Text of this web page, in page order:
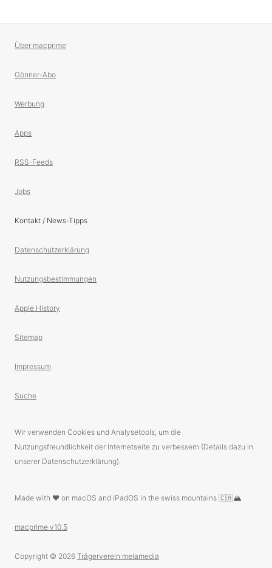
Über macprime
Gönner-Abo
Werbung
Apps
RSS-Feeds
Jobs
Kontakt / News-Tipps
Datenschutzerklärung
Nutzungsbestimmungen
Apple History
Sitemap
Impressum
Suche
Wir verwenden Cookies und Analysetools, um die
Nutzungsfreundlichkeit der Internetseite zu verbessern (Details dazu in
unserer Datenschutzerklärung).
Made with ❤️ on macOS and iPadOS in the swiss mountains 🇨🇭🏔
macprime v10.5
Copyright © 2026 Trägerverein melamedia